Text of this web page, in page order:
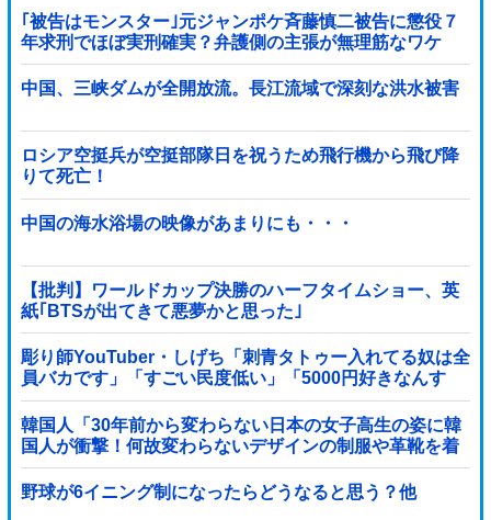
｢被告はモンスター｣元ジャンポケ斉藤慎二被告に懲役７
年求刑でほぼ実刑確実？弁護側の主張が無理筋なワケ
中国、三峡ダムが全開放流。長江流域で深刻な洪水被害
ロシア空挺兵が空挺部隊日を祝うため飛行機から飛び降
りて死亡！
中国の海水浴場の映像があまりにも・・・
【批判】ワールドカップ決勝のハーフタイムショー、英
紙｢BTSが出てきて悪夢かと思った｣
彫り師YouTuber・しげち「刺青タトゥー入れてる奴は全
員バカです」「すごい民度低い」「5000円好きなんす
よ、バカって」
韓国人「30年前から変わらない日本の女子高生の姿に韓
国人が衝撃！何故変わらないデザインの制服や革靴を着
用し続けるのか？」
野球が6イニング制になったらどうなると思う？他